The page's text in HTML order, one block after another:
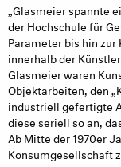
„Glasmeier spannte
der Hochschule für
Parameter bis hin
innerhalb der
Glasmeier waren
Objektarbeiten, den
industriell gefertigte
diese seriell so an,
Ab Mitte der 1970er
Konsumgesellschaft